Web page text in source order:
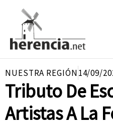
contenido
NUESTRA REGIÓN14/09/
Tributo De
Artistas A La